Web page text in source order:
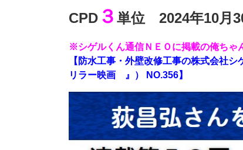
CPD ３ 単位 2024年10月
※シゲルくん通信ＮＥＯに掲載の俺ち
【防水工事・外壁改修工事の株式会
リラー映画 』） NO.356】